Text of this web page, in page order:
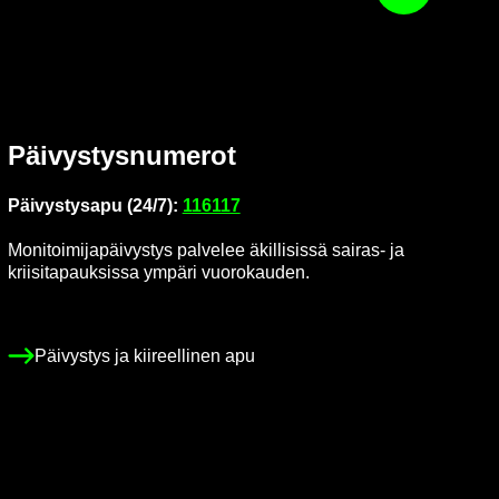
Päi­vys­tys­nu­me­rot
Päi­vys­tys­a­pu (24/7): 116117
Mo­ni­toi­mi­ja­päi­vys­tys pal­ve­lee äkil­li­sis­sä sairas-​ ja
krii­si­ta­pauk­sis­sa ym­pä­ri vuo­ro­kau­den.
Päi­vys­tys ja kii­reel­li­nen apu